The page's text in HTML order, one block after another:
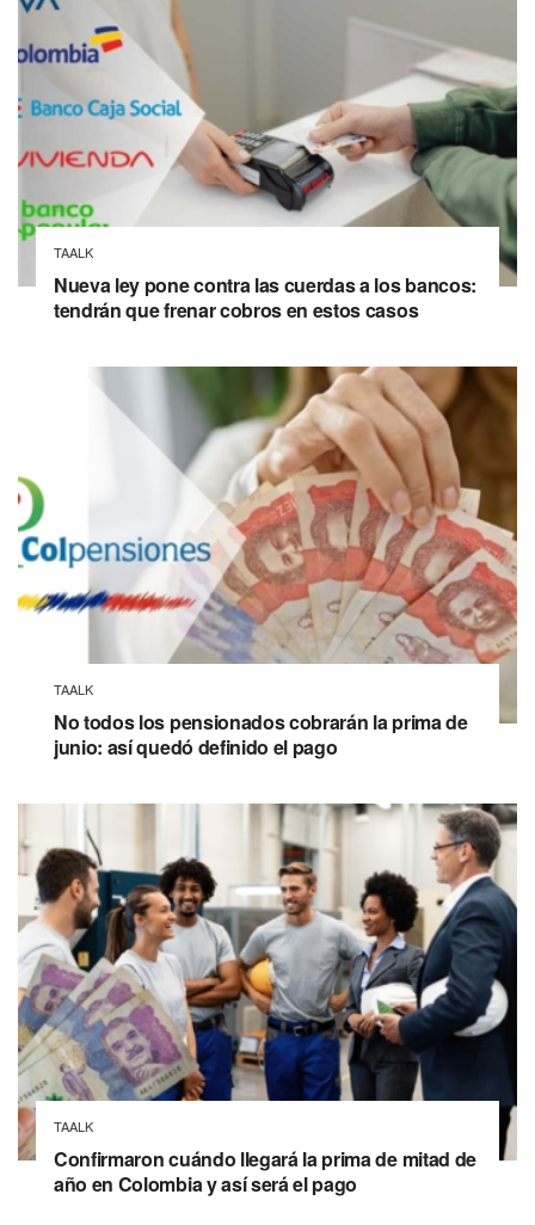
TAALK
Nueva ley pone contra las cuerdas a los bancos:
tendrán que frenar cobros en estos casos
TAALK
No todos los pensionados cobrarán la prima de
junio: así quedó definido el pago
TAALK
Confirmaron cuándo llegará la prima de mitad de
año en Colombia y así será el pago